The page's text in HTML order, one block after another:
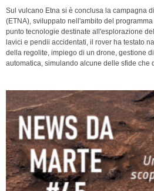
Sul vulcano Etna si è conclusa la campagna
(ETNA), sviluppato nell'ambito del
punto tecnologie destinate all'esplorazione
lavici e pendii accidentati, il rover ha testato
della regolite, impiego di un drone, gestione
automatica, simulando alcune delle sfide che